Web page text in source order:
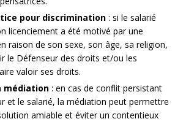
pour discrimination : si le salarié
licenciement a été motivé par une
raison de son sexe, son âge, sa religion,
le Défenseur des droits et/ou les
valoir ses droits.
médiation : en cas de conflit persistant
et le salarié, la médiation peut permettre
amiable et éviter un contentieux